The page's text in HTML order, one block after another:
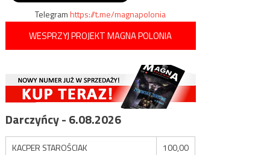
Telegramhttps://t.me/magnapolonia
WESPRZYJ PROJEKT MAGNA POLONIA
Darczyńcy - 6.08.2026
KACPER STAROŚCIAK
100,00